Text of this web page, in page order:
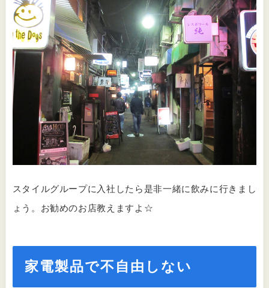
スタイルグループに入社したら是非一緒に飲みに行きまし
ょう。お勧めのお店教えますよ☆
家電製品で不自由しない